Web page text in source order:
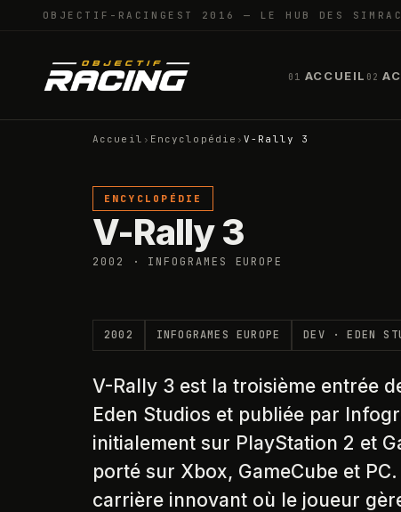
OBJECTIF-RACING EST 2016 — LE HUB DES
01 ACCUEIL 02
Accueil › Encyclopédie ›V-Rally 3
ENCYCLOPÉDIE
V-Rally 3
2002 · INFOGRAMES EUROPE
2002 INFOGRAMES EUROPE DEV ·EDEN
V-Rally 3 est la troisième entrée
Eden Studios et publiée par
initialement sur PlayStation 2 et
porté sur Xbox, GameCube et
carrière innovant où le joueur